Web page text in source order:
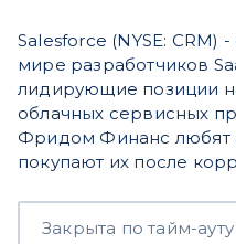
Salesforce (NYSE:
мире разработчиков
лидирующие позиции
облачных сервисных
Фридом Финанс любят
покупают их после
Закрыта по тайм-ауту